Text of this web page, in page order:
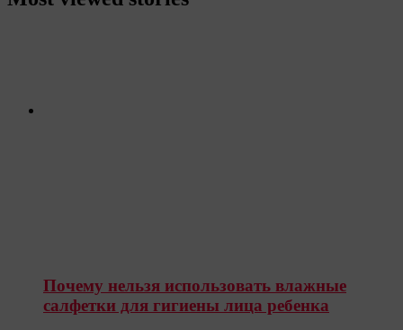
Почему нельзя использовать влажные
салфетки для гигиены лица ребенка